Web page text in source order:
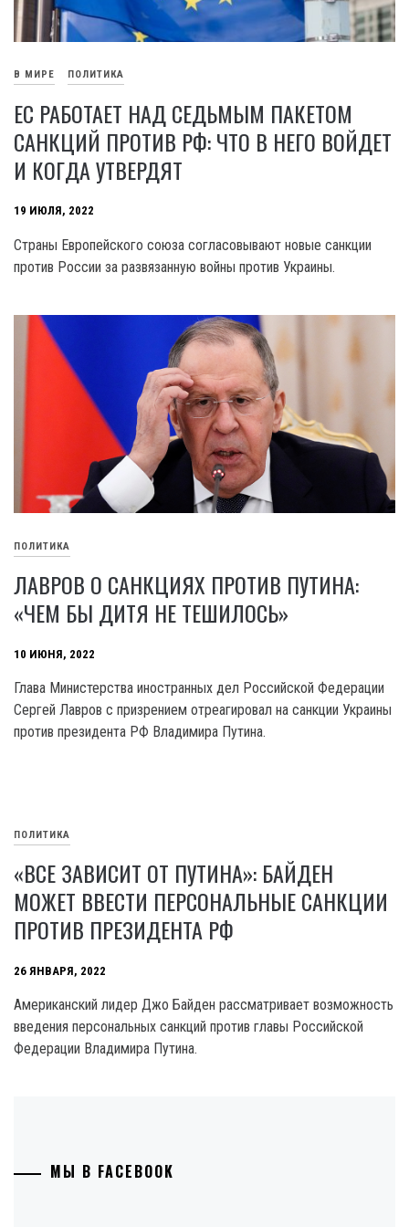
В МИРЕ ПОЛИТИКА
ЕС РАБОТАЕТ НАД СЕДЬМЫМ ПАКЕТОМ
САНКЦИЙ ПРОТИВ РФ: ЧТО В НЕГО ВОЙДЕТ
И КОГДА УТВЕРДЯТ
19 ИЮЛЯ, 2022
Страны Европейского союза согласовывают новые санкции
против России за развязанную войны против Украины.
ПОЛИТИКА
ЛАВРОВ О САНКЦИЯХ ПРОТИВ ПУТИНА:
«ЧЕМ БЫ ДИТЯ НЕ ТЕШИЛОСЬ»
10 ИЮНЯ, 2022
Глава Министерства иностранных дел Российской Федерации
Сергей Лавров с призрением отреагировал на санкции Украины
против президента РФ Владимира Путина.
ПОЛИТИКА
«ВСЕ ЗАВИСИТ ОТ ПУТИНА»: БАЙДЕН
МОЖЕТ ВВЕСТИ ПЕРСОНАЛЬНЫЕ САНКЦИИ
ПРОТИВ ПРЕЗИДЕНТА РФ
26 ЯНВАРЯ, 2022
Американский лидер Джо Байден рассматривает возможность
введения персональных санкций против главы Российской
Федерации Владимира Путина.
МЫ В FACEBOOK